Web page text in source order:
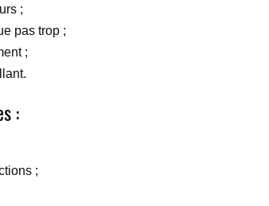
;
pas trop ;
;
:
;